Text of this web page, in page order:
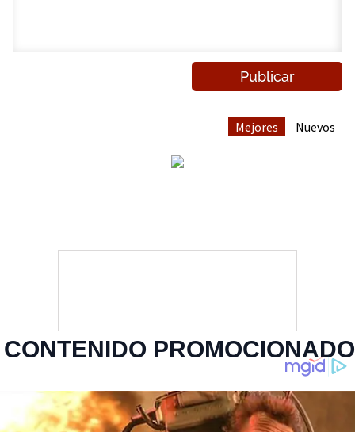
Mejores Nuevos